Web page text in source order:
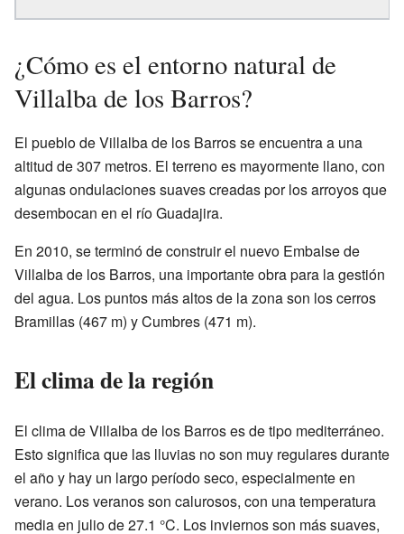
¿Cómo es el entorno natural de
Villalba de los Barros?
El pueblo de Villalba de los Barros se encuentra a una
altitud de 307 metros. El terreno es mayormente llano, con
algunas ondulaciones suaves creadas por los arroyos que
desembocan en el río Guadajira.
En 2010, se terminó de construir el nuevo Embalse de
Villalba de los Barros, una importante obra para la gestión
del agua. Los puntos más altos de la zona son los cerros
Bramillas (467 m) y Cumbres (471 m).
El clima de la región
El clima de Villalba de los Barros es de tipo mediterráneo.
Esto significa que las lluvias no son muy regulares durante
el año y hay un largo período seco, especialmente en
verano. Los veranos son calurosos, con una temperatura
media en julio de 27.1 °C. Los inviernos son más suaves,